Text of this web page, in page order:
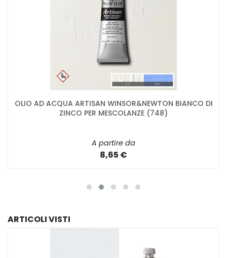
OLIO AD ACQUA ARTISAN WINSOR&NEWTON BIANCO DI
ZINCO PER MESCOLANZE (748)
A partire da
8,65 €
ARTICOLI VISTI